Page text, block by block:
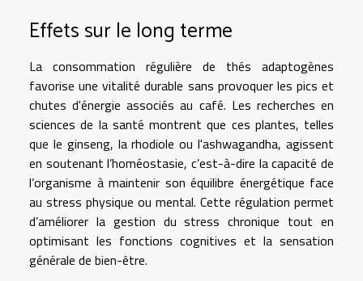
Effets sur le long terme
La consommation régulière de thés adaptogènes
favorise une vitalité durable sans provoquer les pics et
chutes d'énergie associés au café. Les recherches en
sciences de la santé montrent que ces plantes, telles
que le ginseng, la rhodiole ou l'ashwagandha, agissent
en soutenant l’homéostasie, c’est-à-dire la capacité de
l’organisme à maintenir son équilibre énergétique face
au stress physique ou mental. Cette régulation permet
d’améliorer la gestion du stress chronique tout en
optimisant les fonctions cognitives et la sensation
générale de bien-être.